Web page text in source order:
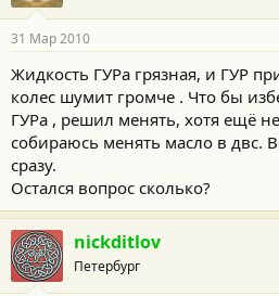
31 Мар 2010
Жидкость ГУРа грязная, и ГУР
колес шумит громче . Что бы
ГУРа , решил менять, хотя ещё
собираюсь менять масло в двс.
сразу.
Остался вопрос сколько?
nickditlov
Петербург